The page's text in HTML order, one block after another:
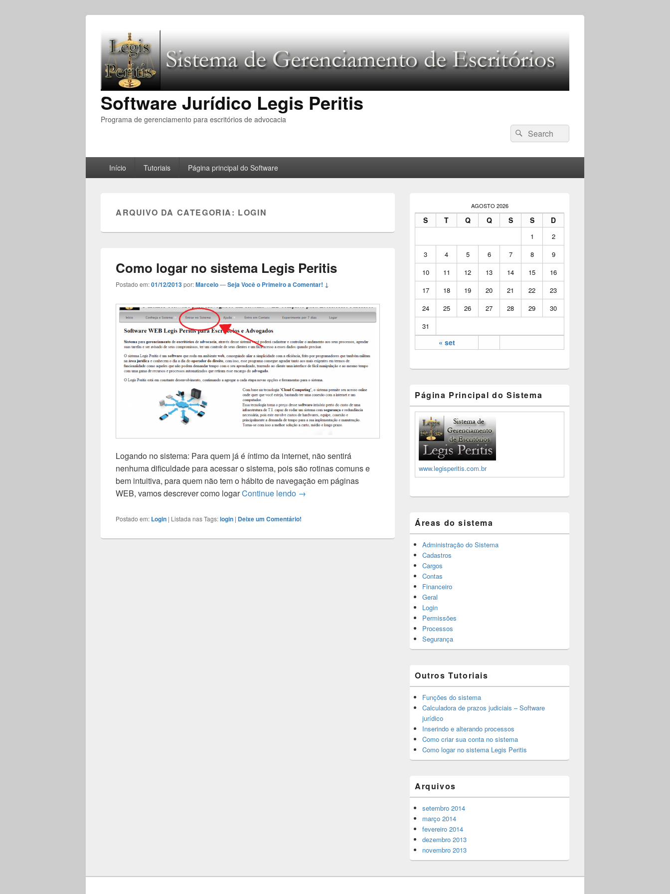
Software Jurídico Legis Peritis
Programa de gerenciamento para escritórios de advocacia
Search
for:
Pesquisar
PrincipalInício Tutoriais Página principal do Software
ARQUIVO DA CATEGORIA: LOGIN
Como logar no sistema Legis Peritis
Postado em:01/12/2013por:Marcelo—Seja Você o Primeiro a Comentar! ↓
Logando no sistema: Para quem já é íntimo da internet, não sentirá
nenhuma dificuldade para acessar o sistema, pois são rotinas comuns e
bem intuitiva, para quem não tem o hábito de navegação em páginas
WEB, vamos descrever como logarContinue lendo Como logar no sistema Legis Peritis
→
Postado em: Login | Listada nas Tags:login | Deixe um Comentário!
barra
lateral
AGOSTO 2026
S T Q Q S S D
« set
1
2
3
4 5 6 7 8
9
10
11 12 13 14 15
16
17
18 19 20 21 22
23
24
25 26 27 28 29
30
31
Página Principal do Sistema
www.legisperitis.com.br
Áreas do sistema
Administração do Sistema
Cadastros
Cargos
Contas
Financeiro
Geral
Login
Permissões
Processos
Segurança
Outros Tutoriais
Funções do sistema
Calculadora de prazos judiciais – Software
jurídico
Inserindo e alterando processos
Como criar sua conta no sistema
Como logar no sistema Legis Peritis
Arquivos
setembro 2014
março 2014
fevereiro 2014
dezembro 2013
novembro 2013